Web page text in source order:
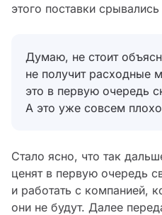
этого поставки
Думаю, не стоит
не получит расходные
это в первую очередь
А это уже совсем
Стало ясно, что так
ценят в первую очередь
и работать с компанией,
они не будут. Далее